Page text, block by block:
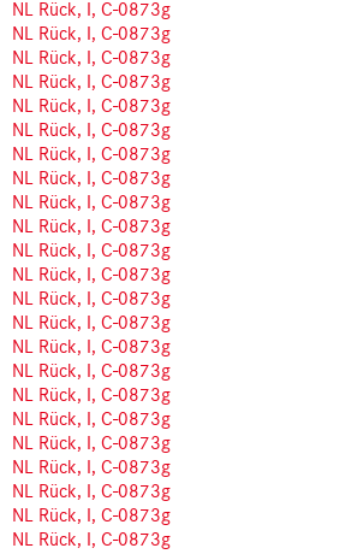
NL Rück, I, C-0873g
NL Rück, I, C-0873g
NL Rück, I, C-0873g
NL Rück, I, C-0873g
NL Rück, I, C-0873g
NL Rück, I, C-0873g
NL Rück, I, C-0873g
NL Rück, I, C-0873g
NL Rück, I, C-0873g
NL Rück, I, C-0873g
NL Rück, I, C-0873g
NL Rück, I, C-0873g
NL Rück, I, C-0873g
NL Rück, I, C-0873g
NL Rück, I, C-0873g
NL Rück, I, C-0873g
NL Rück, I, C-0873g
NL Rück, I, C-0873g
NL Rück, I, C-0873g
NL Rück, I, C-0873g
NL Rück, I, C-0873g
NL Rück, I, C-0873g
NL Rück, I, C-0873g